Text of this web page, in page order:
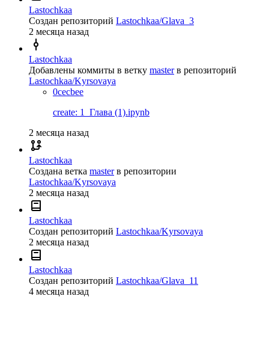
Lastochkaa
Создан репозиторий Lastochkaa/Glava_3
2 месяца назад
Lastochkaa
Добавлены коммиты в ветку master в репозиторий
Lastochkaa/Kyrsovaya
0cecbee
create: 1_Глава (1).ipynb
2 месяца назад
Lastochkaa
Создана ветка master в репозитории
Lastochkaa/Kyrsovaya
2 месяца назад
Lastochkaa
Создан репозиторий Lastochkaa/Kyrsovaya
2 месяца назад
Lastochkaa
Создан репозиторий Lastochkaa/Glava_11
4 месяца назад